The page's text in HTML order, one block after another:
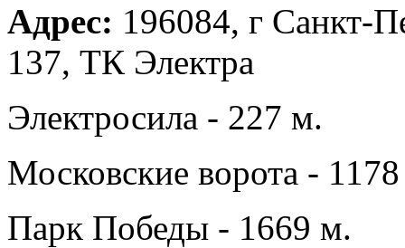
Адрес: 196084, г Санкт-
137, ТК Электра
Электросила - 227 м.
Московские ворота -
Парк Победы - 1669 м.